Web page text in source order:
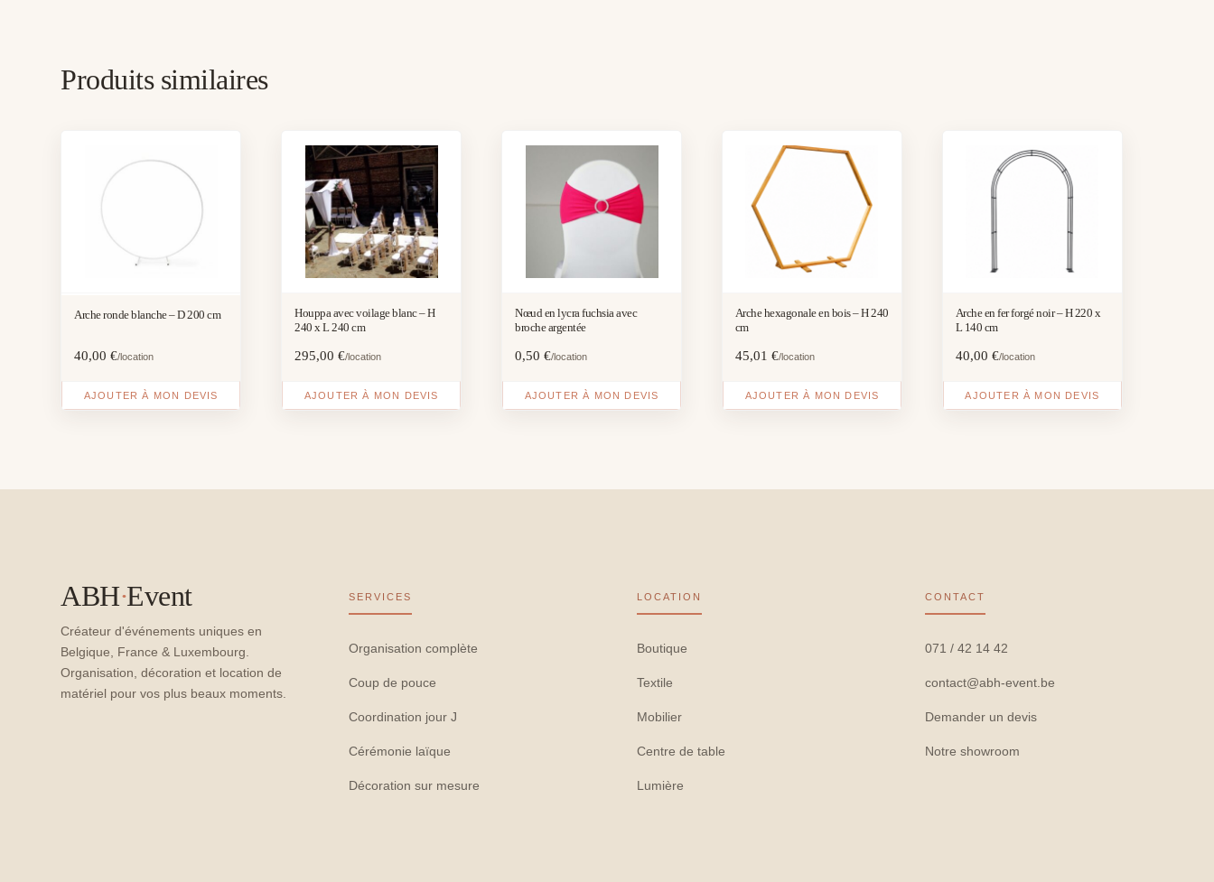
Produits similaires
Arche ronde blanche – D 200 cm
40,00€/location
AJOUTER À MON DEVIS
Houppa avec voilage blanc – H
240 x L 240 cm
295,00€/location
AJOUTER À MON DEVIS
Nœud en lycra fuchsia avec
broche argentée
0,50€/location
AJOUTER À MON DEVIS
Arche hexagonale en bois – H 240
cm
45,01 €/location
AJOUTER À MON DEVIS
Arche en fer forgé noir – H 220 x
L 140 cm
40,00 €/location
AJOUTER À MON DEVIS
ABH·Event
Créateur d'événements uniques en
Belgique, France & Luxembourg.
Organisation, décoration et location de
matériel pour vos plus beaux moments.
SERVICES
Organisation complète
Coup de pouce
Coordination jour J
Cérémonie laïque
Décoration sur mesure
LOCATION
Boutique
Textile
Mobilier
Centre de table
Lumière
CONTACT
071 / 42 14 42
contact@abh-event.be
Demander un devis
Notre showroom